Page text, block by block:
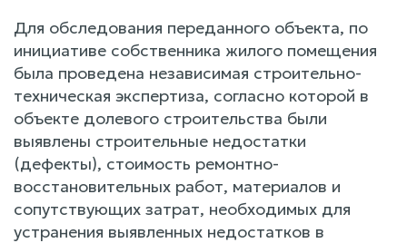
Для обследования переданного объекта, по
инициативе собственника жилого помещения
была проведена независимая строительно-
техническая экспертиза, согласно которой в
объекте долевого строительства были
выявлены строительные недостатки
(дефекты), стоимость ремонтно-
восстановительных работ, материалов и
сопутствующих затрат, необходимых для
устранения выявленных недостатков в